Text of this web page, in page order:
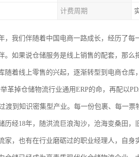
计费周期
，我们伴随着中国电商一路成长，经历了每
如果说仓储服务是线上销售的配套，那么
着线上零售的兴起，逐渐转型到电商仓库
革掉仓储物流行业通用ERP的命，再配以
渡到知识密集型产业。每一份包裹、每一
经18年，随洪流巨浪淘沙，沧海变桑田
家，也有在行业磨砺过的职业经理人，自